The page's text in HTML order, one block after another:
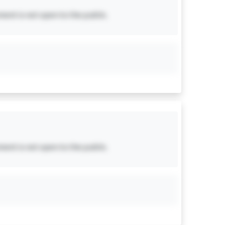
is not open to the public.
is not open to the public.